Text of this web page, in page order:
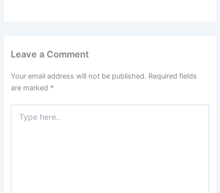
Leave a Comment
Your email address will not be published. Required fields
are marked *
here..